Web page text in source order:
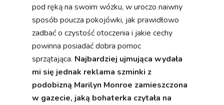
pod ręką na swoim wózku, w uroczo naiwny
sposób poucza pokojówki, jak prawidłowo
zadbać o czystość otoczenia i jakie cechy
powinna posiadać dobra pomoc
sprzątająca. Najbardziej ujmująca wydała
mi się jednak reklama szminki z
podobizną Marilyn Monroe zamieszczona
w gazecie, jaką bohaterka czytała na